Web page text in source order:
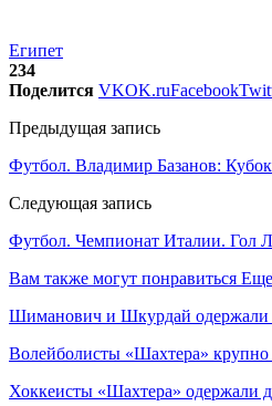
Египет
234
Поделится VKOK.ruFacebook
Предыдущая запись
Футбол. Владимир Базанов:
Следующая запись
Футбол. Чемпионат Италии. Гол
Вам также могут понравиться Еще
Шиманович и Шкурдай одержали
Волейболисты «Шахтера» крупно
Хоккеисты «Шахтера» одержали